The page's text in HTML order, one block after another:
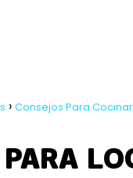
Consejos Para Cocinar